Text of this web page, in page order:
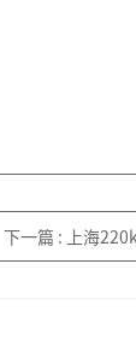
下一篇 : 上海